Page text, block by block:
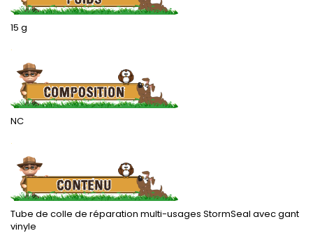
15 g
.
NC
.
Tube de colle de réparation multi-usages StormSeal avec gant
vinyle